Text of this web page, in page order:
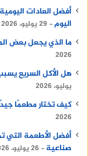
أفضل العادات
اليوم
29 يوليو، 2026
ما الذي يجعل بعض
2026
هل الأكل السريع
يوليو، 2026
كيف تختار مطعمًا
2026
أفضل الأطعمة التي
صناعية
26 يوليو، 2026